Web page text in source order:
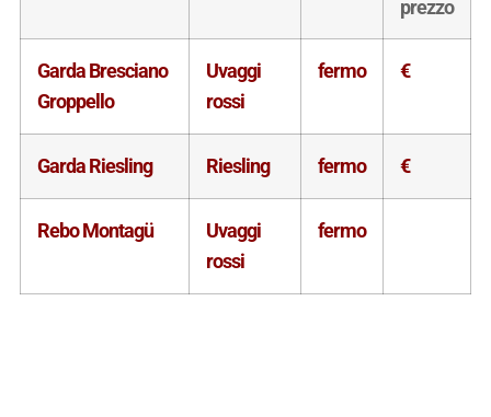
prezzo
Garda Bresciano
Groppello
Uvaggi
rossi
fermo €
Garda Riesling Riesling fermo €
Rebo Montagü
Uvaggi
rossi
fermo